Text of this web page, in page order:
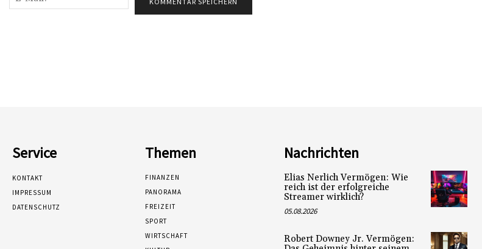
Mail:*
Service
KONTAKT
IMPRESSUM
DATENSCHUTZ
Themen
FINANZEN
PANORAMA
FREIZEIT
SPORT
WIRTSCHAFT
Nachrichten
Elias Nerlich Vermögen: Wie
reich ist der erfolgreiche
Streamer wirklich?
05.08.2026
Robert Downey Jr. Vermögen: